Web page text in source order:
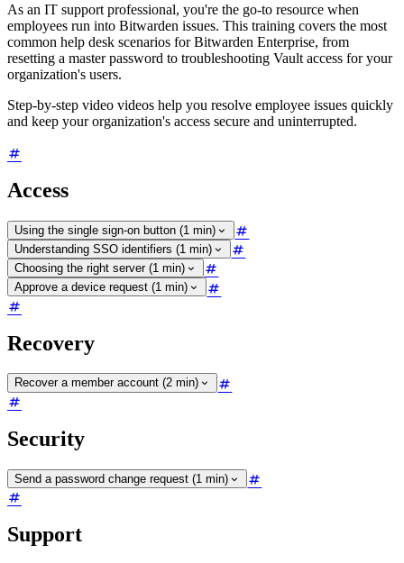
As an IT support professional, you're the go-to resource when
employees run into Bitwarden issues. This training covers the most
common help desk scenarios for Bitwarden Enterprise, from
resetting a master password to troubleshooting Vault access for your
organization's users.
Step-by-step video videos help you resolve employee issues quickly
and keep your organization's access secure and uninterrupted.
Access
Using the single sign-on button (1 min)
Understanding SSO identifiers (1 min)
Choosing the right server (1 min)
Approve a device request (1 min)
Recovery
Recover a member account (2 min)
Security
Send a password change request (1 min)
Support